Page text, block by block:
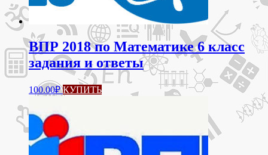
ВПР 2018 по Математике 6 класс
задания и ответы
100.00₽ КУПИТЬ